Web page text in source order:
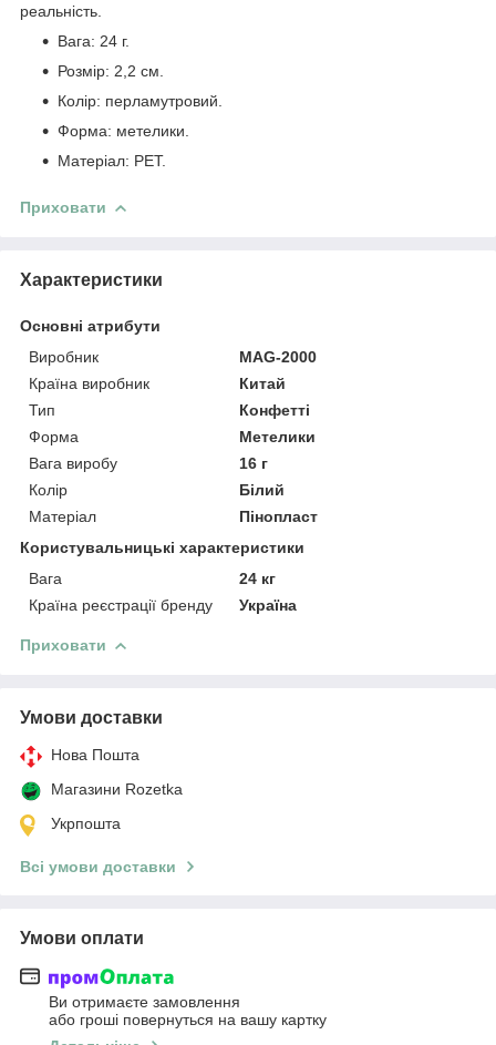
реальність.
Вага: 24 г.
Розмір: 2,2 см.
Колір: перламутровий.
Форма: метелики.
Матеріал: PET.
Приховати
Характеристики
Основні атрибути
Виробник
MAG-2000
Країна виробник
Китай
Тип
Конфетті
Форма
Метелики
Вага виробу
16 г
Колір
Білий
Матеріал
Пінопласт
Користувальницькі характеристики
Вага
24 кг
Країна реєстрації бренду
Україна
Приховати
Умови доставки
Нова Пошта
Магазини Rozetka
Укрпошта
Всі умови доставки
Умови оплати
Ви отримаєте замовлення
або гроші повернуться на вашу картку